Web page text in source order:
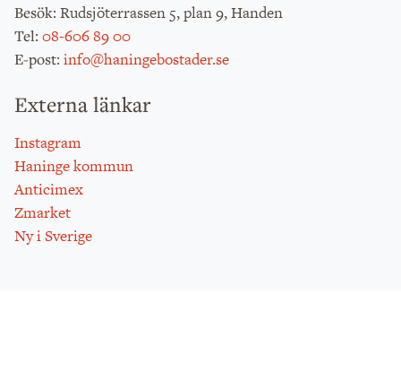
Besök: Rudsjöterrassen 5, plan 9, Handen
Tel: 08-606 89 00
E-post: info@haningebostader.se
Externa länkar
Instagram
Haninge kommun
Anticimex
Zmarket
Ny i Sverige